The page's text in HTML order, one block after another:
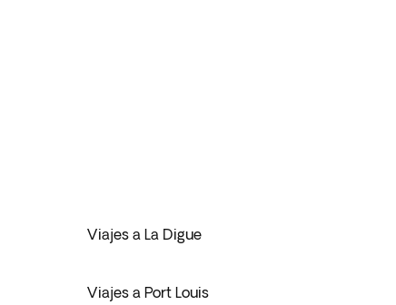
Viajes a La Digue
Viajes a Port Louis